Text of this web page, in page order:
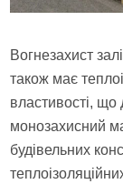
Вогнезахист
також має
властивості, що
монозахисний
будівельних